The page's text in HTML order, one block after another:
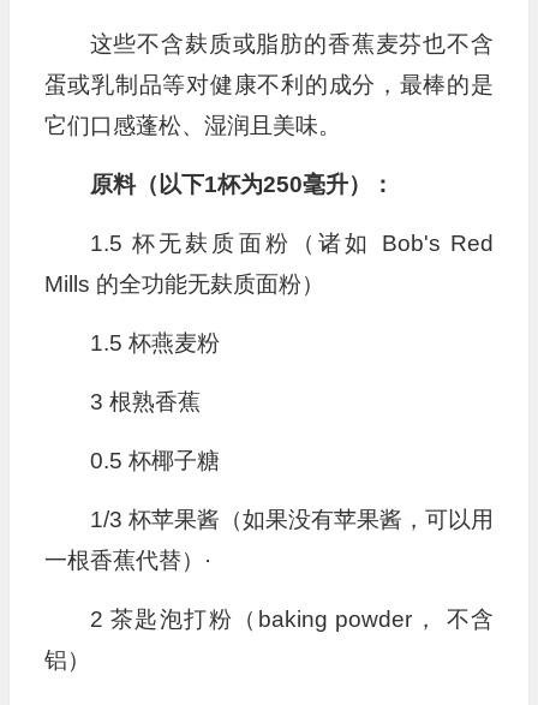
这些不含麸质或脂肪的香蕉麦芬也不含
蛋或乳制品等对健康不利的成分，最棒的是
它们口感蓬松、湿润且美味。
原料（以下1杯为250毫升）：
1.5 杯无麸质面粉（诸如 Bob's Red
Mills 的全功能无麸质面粉）
1.5 杯燕麦粉
3 根熟香蕉
0.5 杯椰子糖
1/3 杯苹果酱（如果没有苹果酱，可以用
一根香蕉代替）·
2 茶匙泡打粉（baking powder， 不含
铝）